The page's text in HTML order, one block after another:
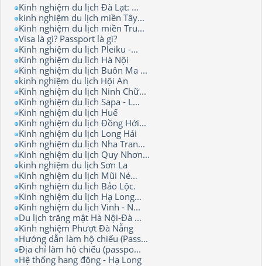
Kinh nghiệm du lịch Đà Lạt: ...
kinh nghiệm du lịch miền Tây...
Kinh nghiệm du lịch miền Tru...
Visa là gì? Passport là gì?
Kinh nghiệm du lịch Pleiku -...
Kinh nghiệm du lịch Hà Nội
Kinh nghiệm du lịch Buôn Ma ...
kinh nghiệm du lịch Hội An
Kinh nghiệm du lịch Ninh Chữ...
Kinh nghiệm du lịch Sapa - L...
Kinh nghiệm du lịch Huế
Kinh nghiệm du lịch Đồng Hới...
Kinh nghiệm du lịch Long Hải
Kinh nghiệm du lịch Nha Tran...
Kinh nghiệm du lịch Quy Nhơn...
kinh nghiệm du lịch Sơn La
Kinh nghiệm du lịch Mũi Né...
Kinh nghiệm du lịch Bảo Lộc.
Kinh nghiệm du lịch Hạ Long...
Kinh nghiệm du lịch Vinh - N...
Du lịch trăng mật Hà Nội-Đà ...
Kinh nghiệm Phượt Đà Nẵng
Hướng dẫn làm hộ chiếu (Pass...
Địa chỉ làm hộ chiếu (passpo...
Hệ thống hang động - Hạ Long